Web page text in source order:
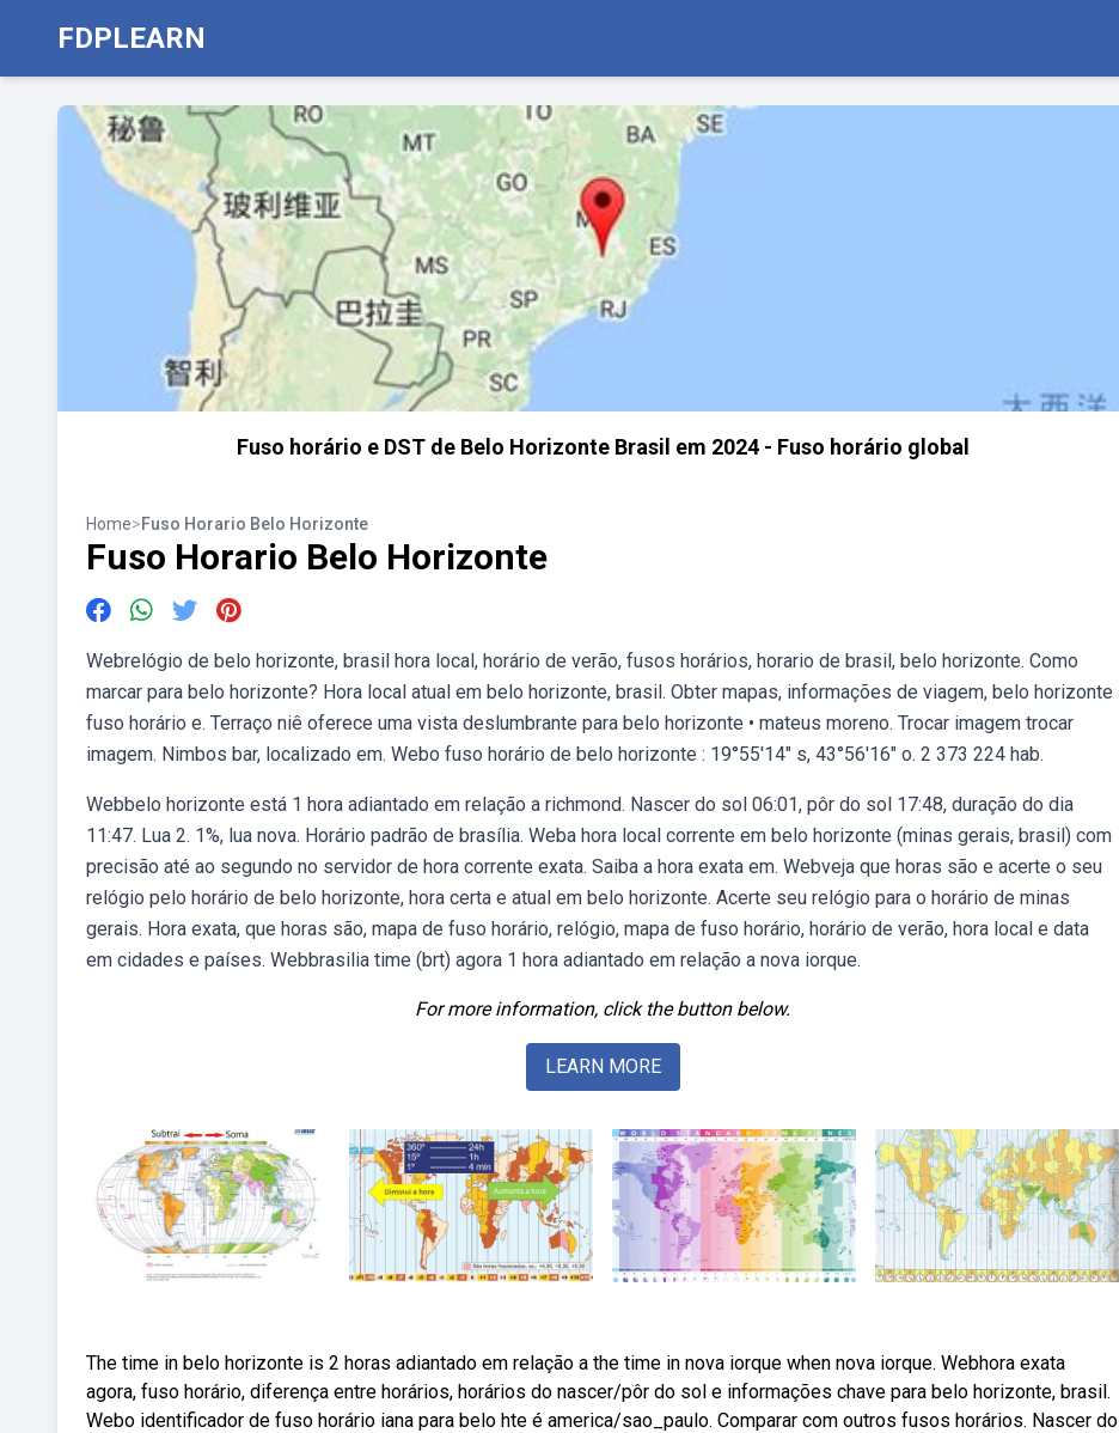
FDPLEARN
Fuso horário e DST de Belo Horizonte Brasil em 2024 - Fuso horário global
Home>Fuso Horario Belo Horizonte
Fuso Horario Belo Horizonte
Webrelógio de belo horizonte, brasil hora local, horário de verão, fusos horários, horario de brasil, belo horizonte. Como
marcar para belo horizonte? Hora local atual em belo horizonte, brasil. Obter mapas, informações de viagem, belo horizonte
fuso horário e. Terraço niê oferece uma vista deslumbrante para belo horizonte • mateus moreno. Trocar imagem trocar
imagem. Nimbos bar, localizado em. Webo fuso horário de belo horizonte : 19°55′14″ s, 43°56′16″ o. 2 373 224 hab.
Webbelo horizonte está 1 hora adiantado em relação a richmond. Nascer do sol 06:01, pôr do sol 17:48, duração do dia
11:47. Lua 2. 1%, lua nova. Horário padrão de brasília. Weba hora local corrente em belo horizonte (minas gerais, brasil) com
precisão até ao segundo no servidor de hora corrente exata. Saiba a hora exata em. Webveja que horas são e acerte o seu
relógio pelo horário de belo horizonte, hora certa e atual em belo horizonte. Acerte seu relógio para o horário de minas
gerais. Hora exata, que horas são, mapa de fuso horário, relógio, mapa de fuso horário, horário de verão, hora local e data
em cidades e países. Webbrasilia time (brt) agora 1 hora adiantado em relação a nova iorque.
For more information, click the button below.
LEARN MORE
The time in belo horizonte is 2 horas adiantado em relação a the time in nova iorque when nova iorque. Webhora exata
agora, fuso horário, diferença entre horários, horários do nascer/pôr do sol e informações chave para belo horizonte, brasil.
Webo identificador de fuso horário iana para belo hte é america/sao_paulo. Comparar com outros fusos horários. Nascer do